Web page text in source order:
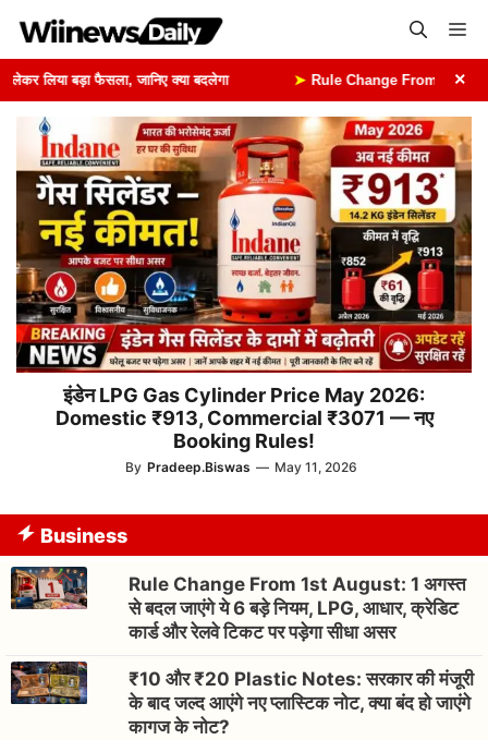
content
लिया बड़ा फैसला, जानिए क्या बदलेगा Rule Change From 1st ×
इंडेन LPG Gas Cylinder Price May 2026:
Domestic ₹913, Commercial ₹3071 — नए
Booking Rules!
By Pradeep.Biswas — May 11, 2026
Business
Rule Change From 1st August: 1 अगस्त
से बदल जाएंगे ये 6 बड़े नियम, LPG, आधार, क्रेडिट
कार्ड और रेलवे टिकट पर पड़ेगा सीधा असर
₹10 और ₹20 Plastic Notes: सरकार की मंजूरी
के बाद जल्द आएंगे नए प्लास्टिक नोट, क्या बंद हो जाएंगे
कागज के नोट?